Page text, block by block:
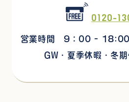
0120-
営業時間 9：00 - 18:00
GW・夏季休暇・冬